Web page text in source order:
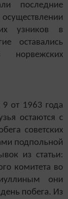
последние
узников в
оставались
от 1963 года
остаются с
советских
подпольной
из статьи:
комитета во
они
побега. Из